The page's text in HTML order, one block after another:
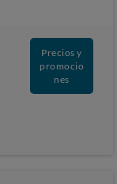
Precios y
promocio
nes